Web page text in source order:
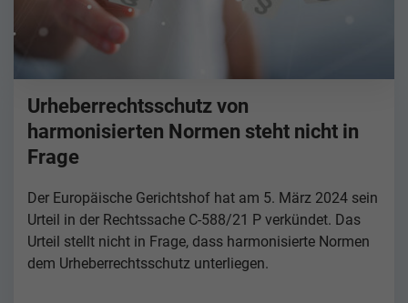
Urheberrechtsschutz von
harmonisierten Normen steht nicht in
Frage
Der Europäische Gerichtshof hat am 5. März 2024 sein
Urteil in der Rechtssache C-588/21 P verkündet. Das
Urteil stellt nicht in Frage, dass harmonisierte Normen
dem Urheberrechtsschutz unterliegen.